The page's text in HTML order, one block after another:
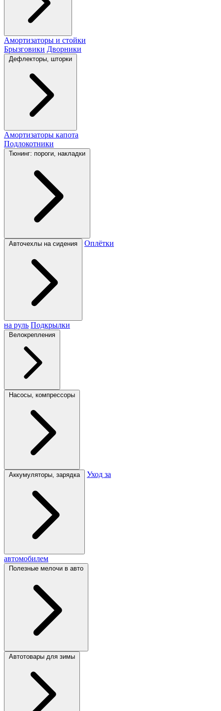
Амортизаторы и стойки
Брызговики Дворники
Дефлекторы, шторки
Амортизаторы капота
Подлокотники
Тюнинг: пороги, накладки
Авточехлы на сидения Оплётки
на руль Подкрылки
Велокрепления
Насосы, компрессоры
Аккумуляторы, зарядка Уход за
автомобилем
Полезные мелочи в авто
Автотовары для зимы